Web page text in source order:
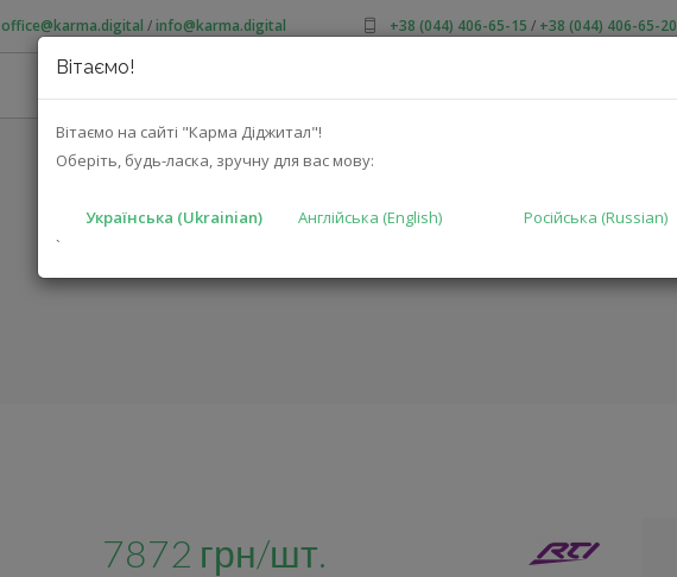
Вітаємо!
Вітаємо на сайті "Карма Діджитал"!
Оберіть, будь-ласка, зручну для вас мову:
Українська (Ukrainian) Англійська (English)
Російська (Russian)
`
office@karma.digital /info@karma.digital +38 (044) 406-65-15 / +38 (044) 406-65-20
7872 грн/шт.